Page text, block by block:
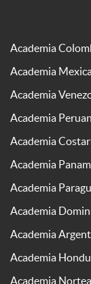
Academia
Academia
Academia
Academia
Academia
Academia
Academia
Academia
Academia
Academia
Academia